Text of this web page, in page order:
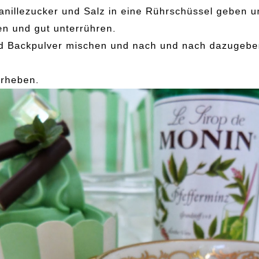
und Salz in eine Rührschüssel geben
und gut unterrühren.
Backpulver mischen und nach und nach